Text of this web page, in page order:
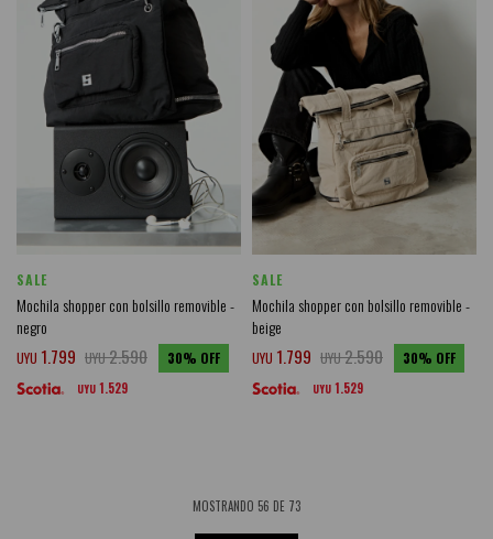
SALE
Mochila shopper con bolsillo removible -
negro
UYU 1.799 UYU2.590 30
UYU 1.529
SALE
Mochila shopper con bolsillo removible -
beige
UYU 1.799 UYU2.590 30
UYU 1.529
MOSTRANDO 56 DE 73